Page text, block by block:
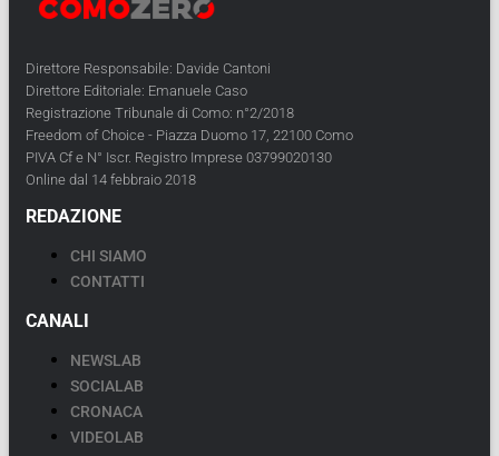
Direttore Responsabile: Davide Cantoni
Direttore Editoriale: Emanuele Caso
Registrazione Tribunale di Como: n°2/2018
Freedom of Choice - Piazza Duomo 17, 22100 Como
PIVA Cf e N° Iscr. Registro Imprese 03799020130
Online dal 14 febbraio 2018
REDAZIONE
CHI SIAMO
CONTATTI
CANALI
NEWSLAB
SOCIALAB
CRONACA
VIDEOLAB